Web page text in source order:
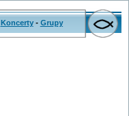
Koncerty- Grupy